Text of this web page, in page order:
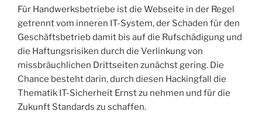
Für Handwerksbetriebe ist die Webseite in der Regel
getrennt vom inneren IT-System, der Schaden für den
Geschäftsbetrieb damit bis auf die Rufschädigung und
die Haftungsrisiken durch die Verlinkung von
missbräuchlichen Drittseiten zunächst gering. Die
Chance besteht darin, durch diesen Hackingfall die
Thematik IT-Sicherheit Ernst zu nehmen und für die
Zukunft Standards zu schaffen.